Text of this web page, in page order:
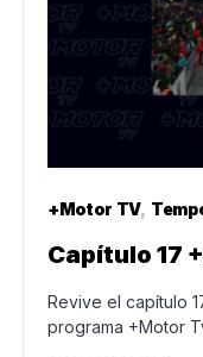
+Motor TV
Capítulo 17
Revive el capítulo
programa +Motor